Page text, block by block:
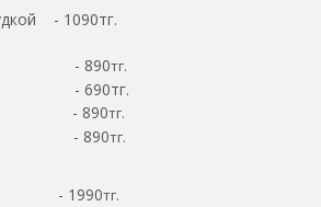
грудкой - 1090тг.
- 890тг.
690тг.
890тг.
- 890тг.
- 1990тг.